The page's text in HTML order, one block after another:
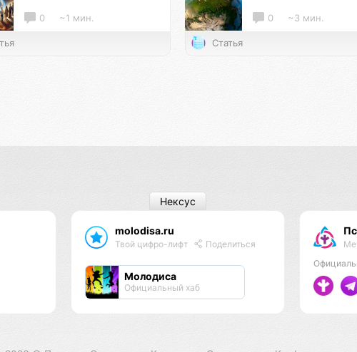
0 ~1 мин. 0 ~3 мин.
Статья
molodisa.ru
Твой цифро-лифт Поделиться
Молодиса
Официальный хаб
Нексус